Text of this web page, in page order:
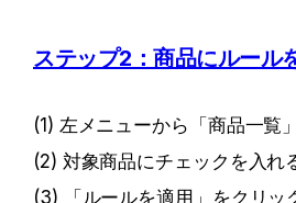
ステップ2：商品にルール
(1) 左メニューから「商品一覧
(2) 対象商品にチェックを入れ
(3) 「ルールを適用」をクリッ